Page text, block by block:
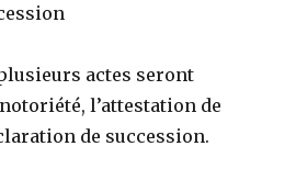
actes seront
l’attestation de
de succession.